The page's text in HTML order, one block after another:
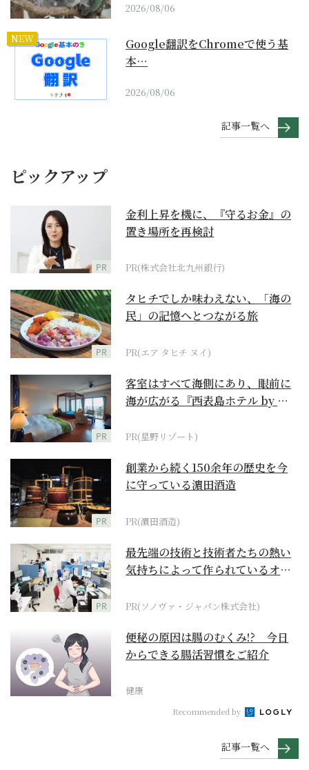
2026/08/06
NEW
Google翻訳をChromeで使う基
本…
2026/08/06
記事一覧へ
ピックアップ
PR
金利上昇を機に、『守るお金』の
置き場所を再検討
PR(株式会社北九州銀行)
PR
タヒチでしか味わえない、「海の
民」の記憶へとつながる旅
PR(エア タヒチ ヌイ)
PR
客室はすべて海側にあり、眼前に
海が広がる『西表島ホテル by 星
PR(星野リゾート)
PR
創業から続く150余年の歴史を今
に守っている濵田酒造
PR(濵田酒造)
PR
最先端の技術と技術者たちの熱い
気持ちによって作られているオー
PR(ソノヴァ・ジャパン株式会社)
便秘の原因は腸のむくみ!? 今日
からできる腸活習慣をご紹介
健康
Recommended by
記事一覧へ